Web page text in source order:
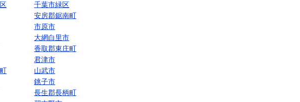
千葉市緑区
安房郡鋸南町
市原市
大網白里市
香取郡東庄町
君津市
山武市
銚子市
長生郡長柄町